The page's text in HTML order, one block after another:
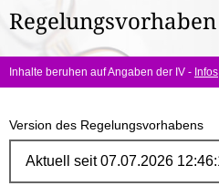
hier:
Regelungsvorhaben
Inhalte beruhen auf Angaben der IV - Infos
Version des Regelungsvorhabens